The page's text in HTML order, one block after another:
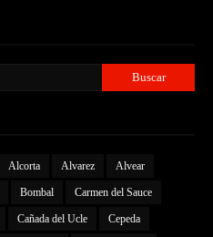
Alcorta Alvarez Alvear
Bombal Carmen del Sauce
Cañada del Ucle Cepeda